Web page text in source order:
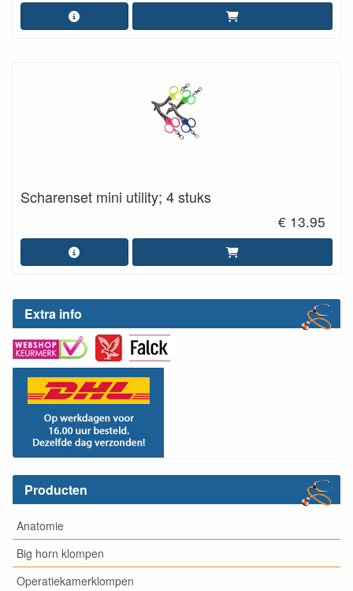
Extra info
Producten
Anatomie
Big horn klompen
Operatiekamerklompen
Scharenset mini utility; 4 stuks
€ 13.95